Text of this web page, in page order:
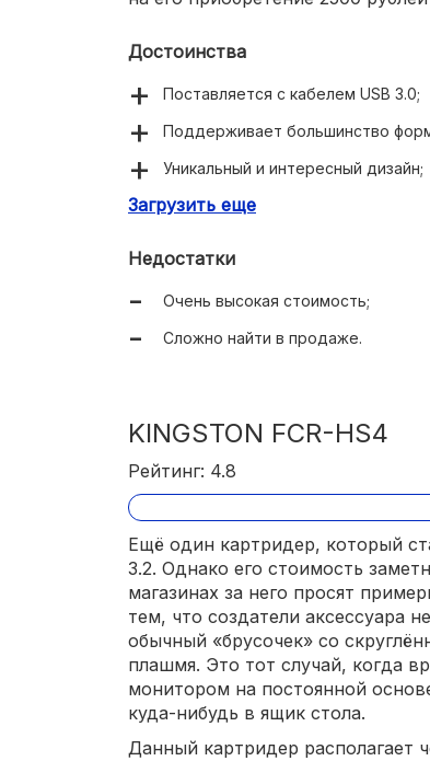
Достоинства
Поставляется с кабелем USB 3.0;
Поддерживает большинство
Уникальный и интересный дизайн;
Каждый слот располагает
Загрузить еще
Недостатки
Очень высокая стоимость;
Сложно найти в продаже.
KINGSTON FCR-HS4
Рейтинг: 4.8
Ещё один картридер, который
3.2. Однако его стоимость
магазинах за него просят
тем, что создатели аксессуара
обычный «брусочек» со
плашмя. Это тот случай, когда
монитором на постоянной
куда-нибудь в ящик стола.
Данный картридер располагает